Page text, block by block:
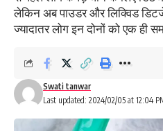
लेकिन अब पाउडर और लिक्विड
ज्यादातर लोग इन दोनों को एक ही
Last updated: 2024/02/05 at 12:04
Swati tanwar